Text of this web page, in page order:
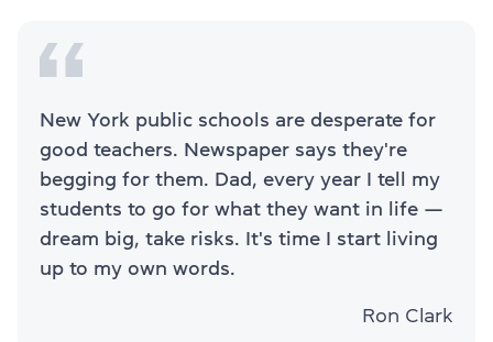
New York public schools are desperate for
good teachers. Newspaper says they're
begging for them. Dad, every year I tell my
students to go for what they want in life —
dream big, take risks. It's time I start living
up to my own words.
Ron Clark